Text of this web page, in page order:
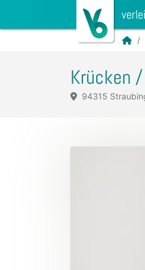
Krücken
94315